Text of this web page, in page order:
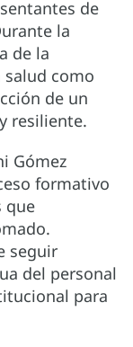
de
la
de la
como
de un
resiliente.
Gómez
formativo
que
seguir
del personal
para